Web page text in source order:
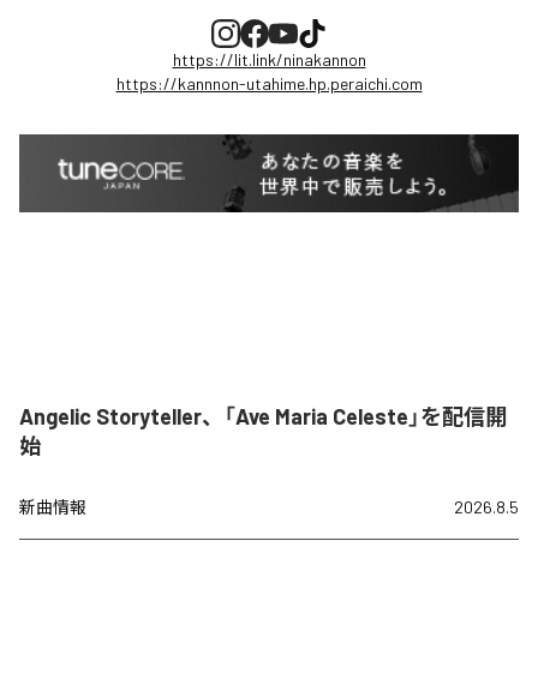
https://lit.link/ninakannon
https://kannnon-utahime.hp.peraichi.com
Angelic Storyteller、「Ave Maria Celeste」を配信開
始
新曲情報 2026.8.5